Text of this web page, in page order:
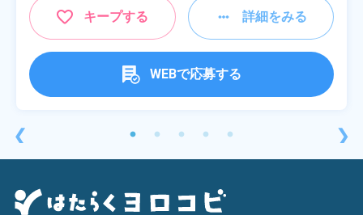
❮
キープする 詳細をみる
WEBで応募する
❯